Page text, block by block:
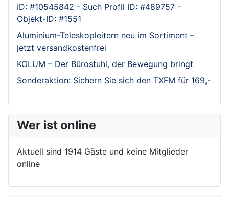
ID: #10545842 - Such Profil ID: #489757 -
Objekt-ID: #1551
Aluminium-Teleskopleitern neu im Sortiment –
jetzt versandkostenfrei
KOLUM – Der Bürostuhl, der Bewegung bringt
Sonderaktion: Sichern Sie sich den TXFM für 169,-
Wer ist online
Aktuell sind 1914 Gäste und keine Mitglieder
online